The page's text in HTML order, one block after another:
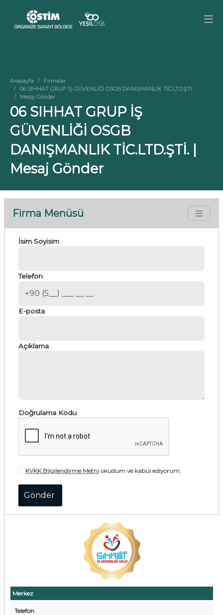
Anasayfa
Firmalar
06 SIHHAT GRUP İŞ GÜVENLİĞİ OSGB DANIŞMANLIK TİC.LTD.ŞTİ.
Mesaj Gönder
06 SIHHAT GRUP İŞ
GÜVENLİĞİ OSGB
DANIŞMANLIK TİC.LTD.ŞTİ. |
Mesaj Gönder
Firma Menüsü
Merkez
Telefon
İsim Soyisim
Telefon
E-posta
Açıklama
Doğrulama Kodu
KVKK Bilgilendirme Metniokudum ve kabul ediyorum.